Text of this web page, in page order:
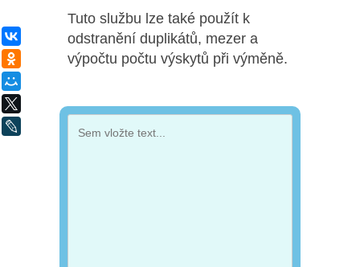
Tuto službu lze také použít k
odstranění duplikátů, mezer a
výpočtu počtu výskytů při výměně.
ВКонтакте
Одноклассники
LiveJournal